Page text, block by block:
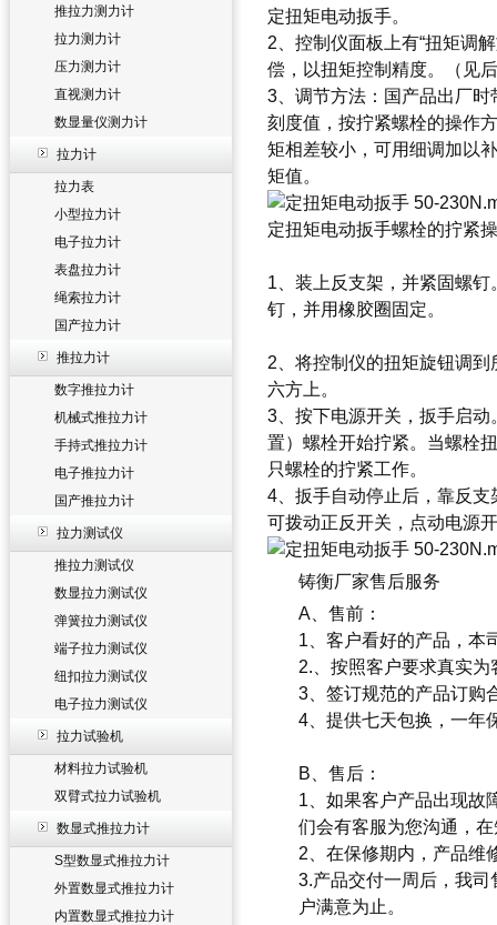
推拉力测力计
拉力测力计
压力测力计
直视测力计
数显量仪测力计
拉力计
拉力表
小型拉力计
电子拉力计
表盘拉力计
绳索拉力计
国产拉力计
推拉力计
数字推拉力计
机械式推拉力计
手持式推拉力计
电子推拉力计
国产推拉力计
拉力测试仪
推拉力测试仪
数显拉力测试仪
弹簧拉力测试仪
端子拉力测试仪
纽扣拉力测试仪
电子拉力测试仪
拉力试验机
材料拉力试验机
双臂式拉力试验机
数显式推拉力计
S型数显式推拉力计
外置数显式推拉力计
内置数显式推拉力计
定扭矩电动扳手。
2、控制仪面板上有“扭矩调
偿，以扭矩控制精度。（见
3、调节方法：国产品出厂
刻度值，按拧紧螺栓的操作
矩相差较小，可用细调加以
矩值。
定扭矩电动扳手螺栓的拧紧
1、装上反支架，并紧固螺
钉，并用橡胶圈固定。
2、将控制仪的扭矩旋钮调
六方上。
3、按下电源开关，扳手启
置）螺栓开始拧紧。当螺栓
只螺栓的拧紧工作。
4、扳手自动停止后，靠反
可拨动正反开关，点动电源
铸衡厂家售后服务
A、 售前：
1、客户看好的产品，本
2.、按照客户要求真实
3、签订规范的产品订购
4、提供七天包换，一年
B、售后：
1、如果客户产品出现故
们会有客服为您沟通，
2、在保修期内，产品维
3.产品交付一周后，我
户满意为止。